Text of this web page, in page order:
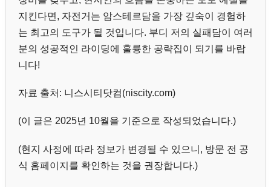
지킨다면, 자전거는 암스테르담을 가장 깊숙이 경험하
는 최고의 도구가 될 것입니다. 부디 저의 실패담이 여러
분의 성공적인 라이딩에 훌륭한 공략집이 되기를 바랍
니다!
자료 출처: 니스시티닷컴(niscity.com)
(이 글은 2025년 10월을 기준으로 작성되었습니다.)
(현지 사정에 따라 정보가 변경될 수 있으니, 방문 전 공
식 홈페이지를 확인하는 것을 권장합니다.)